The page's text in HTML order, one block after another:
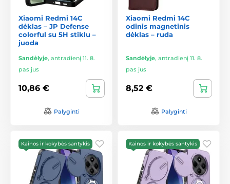
Xiaomi Redmi 14C
dėklas – JP Defense
colorful su 5H stiklu –
juoda
Sandėlyje, antradienį 11. 8.
pas jus
10,86 €
Palyginti
Xiaomi Redmi 14C
odinis magnetinis
dėklas – ruda
Sandėlyje, antradienį 11. 8.
pas jus
8,52 €
Palyginti
Kainos ir kokybės santykis Kainos ir kokybės santykis